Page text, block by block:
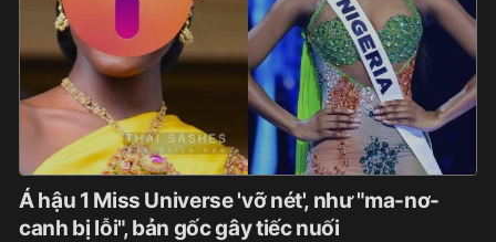
Á hậu 1 Miss Universe 'vỡ nét', như "ma-nơ-
canh bị lỗi", bản gốc gây tiếc nuối